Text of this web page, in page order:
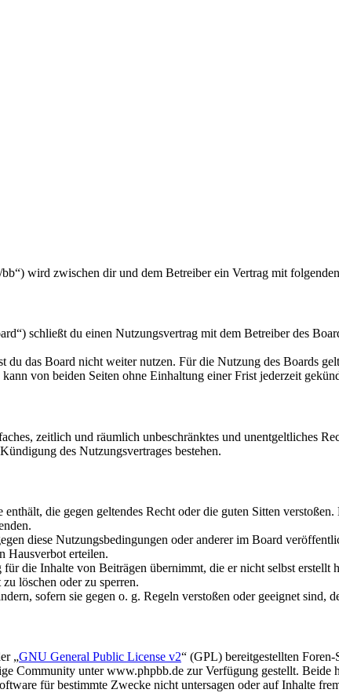
wird zwischen dir und dem Betreiber ein Vertrag mit
schließt du einen Nutzungsvertrag mit dem Betreiber des
du das Board nicht weiter nutzen. Für die Nutzung des Boards
von beiden Seiten ohne Einhaltung einer Frist jederzeit
zeitlich und räumlich unbeschränktes und unentgeltliches
des Nutzungsvertrages bestehen.
die gegen geltendes Recht oder die guten Sitten
diese Nutzungsbedingungen oder anderer im Board
Hausverbot erteilen.
die Inhalte von Beiträgen übernimmt, die er nicht selbst erstellt
löschen oder zu sperren.
sofern sie gegen o. g. Regeln verstoßen oder geeignet sind,
„GNU General Public License v2“ (GPL) bereitgestellten
Community unter www.phpbb.de zur Verfügung gestellt.
für bestimmte Zwecke nicht untersagen oder auf Inhalte